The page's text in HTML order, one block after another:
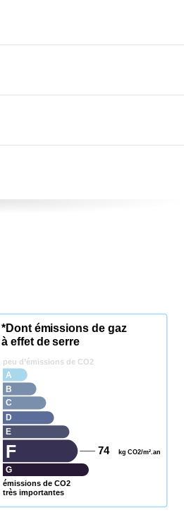
émissions de CO2
très importantes
*Dont émissions de gaz
à effet de serre
peu d’émissions de CO2
G
F 74 kg CO2/m².an
E
D
C
B
A